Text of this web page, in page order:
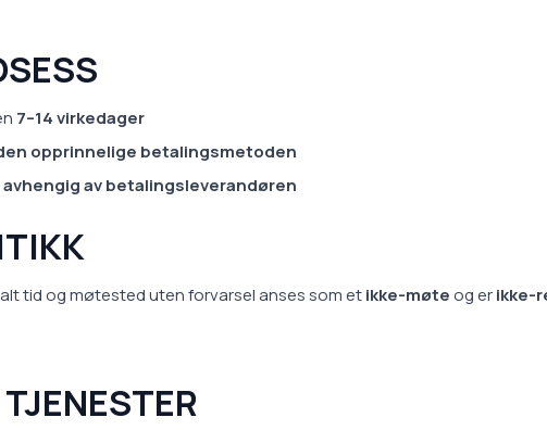
7–14 virkedager
opprinnelige betalingsmetoden
av betalingsleverandøren
tid og møtested uten forvarsel anses som etikke-møteog erikke-